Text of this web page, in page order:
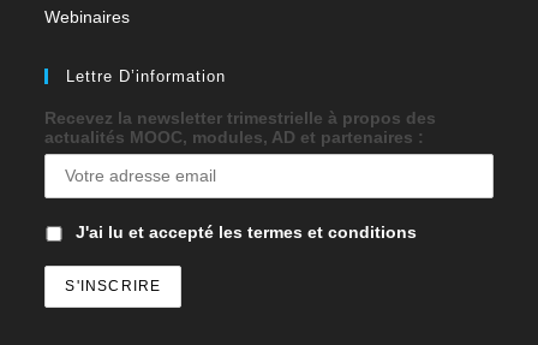
Webinaires
Lettre D’information
Recevez la newsletter trimestrielle à propos des
actualités MOOC, modules, AD et partenaires :
J'ai lu et accepté les termes et conditions